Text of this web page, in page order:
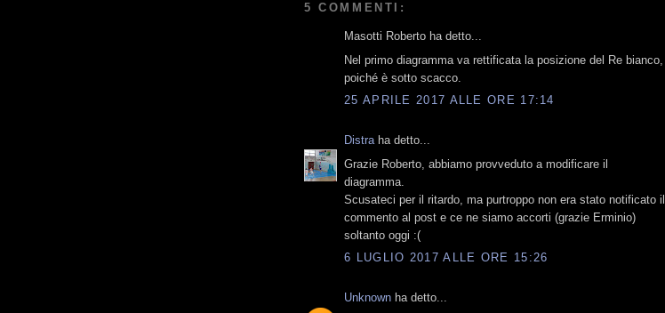
5 COMMENTI:
Masotti Roberto ha detto...
Nel primo diagramma va rettificata la posizione del Re bianco,
poiché è sotto scacco.
25 APRILE 2017 ALLE ORE 17:14
Distraha detto...
Grazie Roberto, abbiamo provveduto a modificare il
diagramma.
Scusateci per il ritardo, ma purtroppo non era stato notificato il
commento al post e ce ne siamo accorti (grazie Erminio)
soltanto oggi :(
6 LUGLIO 2017 ALLE ORE 15:26
Unknown ha detto...